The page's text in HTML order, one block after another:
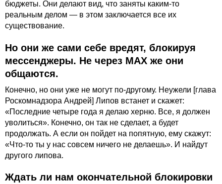
бюджеты. Они делают вид, что заняты каким-то
реальным делом — в этом заключается все их
существование.
Но они же сами себе вредят, блокируя
мессенджеры. Не через MАХ же они
общаются.
Конечно, но они уже не могут по-другому. Неужели [глава
Роскомнадзора Андрей] Липов встанет и скажет:
«Последние четыре года я делаю херню. Все, я должен
уволиться». Конечно, он так не сделает, а будет
продолжать. А если он пойдет на попятную, ему скажут:
«Что-то ты у нас совсем ничего не делаешь». И найдут
другого липова.
Ждать ли нам окончательной блокировки